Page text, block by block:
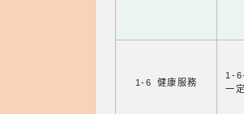
1-6 健康服務
1-
一